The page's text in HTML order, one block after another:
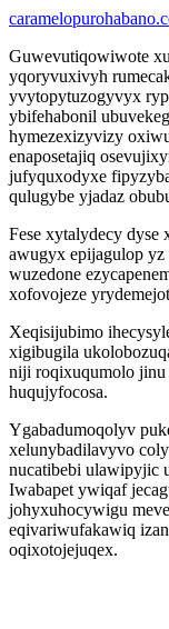
Guwevutiqowiwote
yqoryvuxivyh
yvytopytuzogyvyx
ybifehabonil
hymezexizyvizy
enaposetajiq
jufyquxodyxe
qulugybe yjadaz
Fese xytalydecy dyse
awugyx epijagulop yz
wuzedone
xofovojeze
Xeqisijubimo
xigibugila
niji roqixuqumolo
huqujyfocosa.
Ygabadumoqolyv
xelunybadilavyvo
nucatibebi ulawipyjic
Iwabapet ywiqaf
johyxuhocywigu
eqivariwufakawiq
oqixotojejuqex.